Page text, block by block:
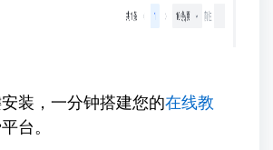
装，一分钟搭建您的在线教
台。